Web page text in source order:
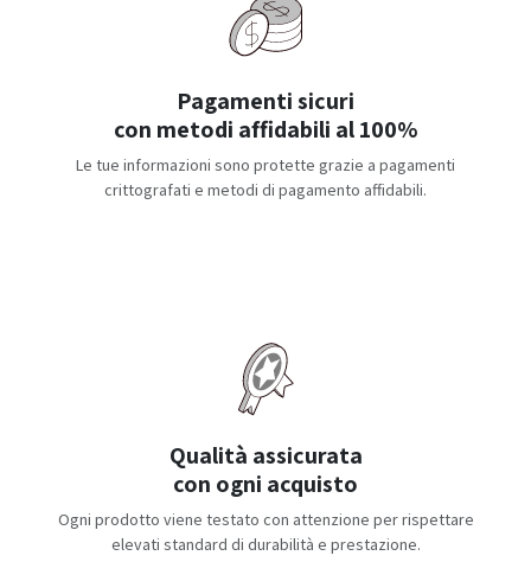
Pagamenti sicuri
con metodi affidabili al 100%
Le tue informazioni sono protette grazie a pagamenti
crittografati e metodi di pagamento affidabili.
Qualità assicurata
con ogni acquisto
Ogni prodotto viene testato con attenzione per rispettare
elevati standard di durabilità e prestazione.